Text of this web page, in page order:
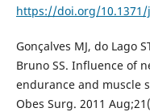
https://doi.org/10.1371/
Gonçalves MJ, do Lago
Bruno SS. Influence of
endurance and muscle
Obes Surg. 2011